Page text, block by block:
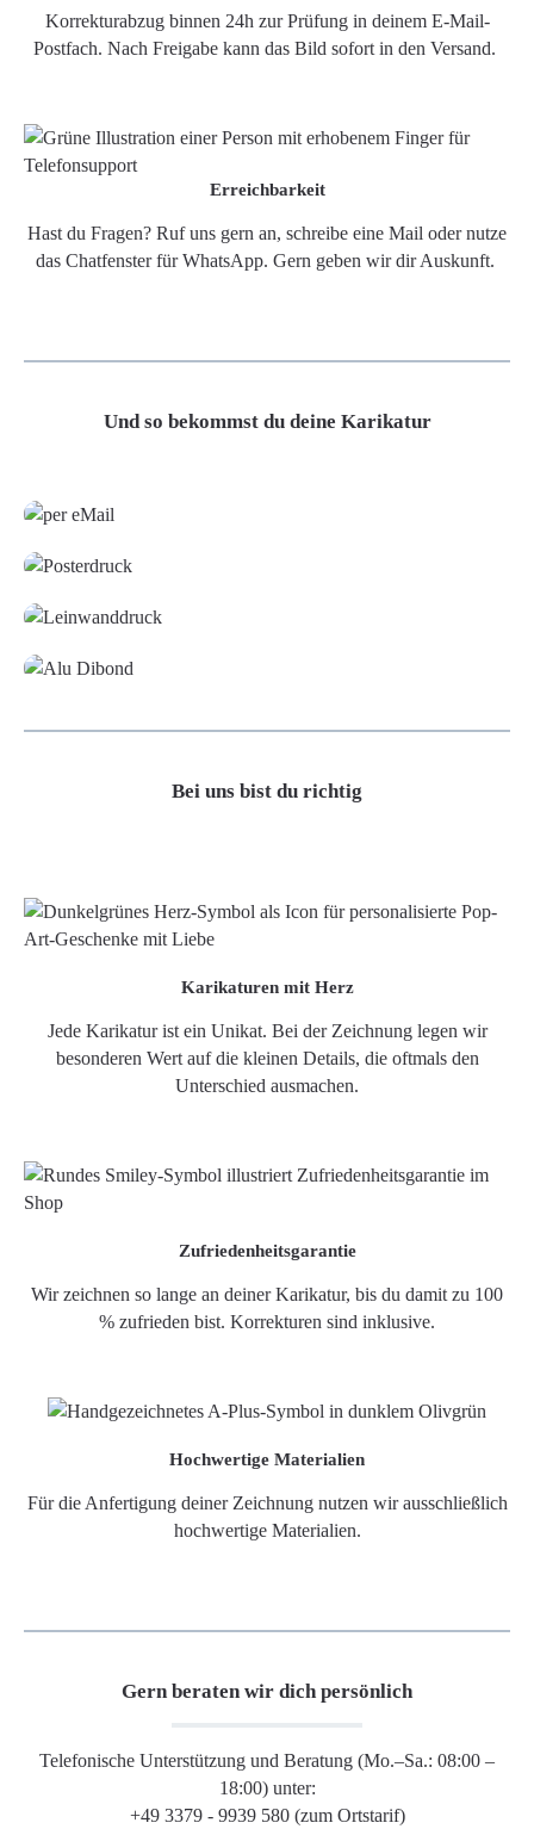
Korrekturabzug binnen 24h zur Prüfung in deinem E-Mail-
Postfach. Nach Freigabe kann das Bild sofort in den Versand.
Erreichbarkeit
Hast du Fragen? Ruf uns gern an, schreibe eine Mail oder nutze
das Chatfenster für WhatsApp. Gern geben wir dir Auskunft.
Und so bekommst du deine Karikatur
Bei uns bist du richtig
Karikaturen mit Herz
Jede Karikatur ist ein Unikat. Bei der Zeichnung legen wir
besonderen Wert auf die kleinen Details, die oftmals den
Unterschied ausmachen.
Zufriedenheitsgarantie
Wir zeichnen so lange an deiner Karikatur, bis du damit zu 100
% zufrieden bist. Korrekturen sind inklusive.
Hochwertige Materialien
Für die Anfertigung deiner Zeichnung nutzen wir ausschließlich
hochwertige Materialien.
Gern beraten wir dich persönlich
Telefonische Unterstützung und Beratung (Mo.–Sa.: 08:00 –
18:00) unter:
+49 3379 - 9939 580 (zum Ortstarif)